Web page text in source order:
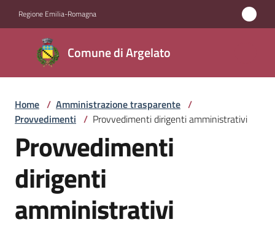
Regione Emilia-Romagna
Comune di Argelato
Comune
di
Argelato
Menu selezionato
Novità
Home / Amministrazione trasparente /
Provvedimenti / Provvedimenti dirigenti amministrativi
Provvedimenti
dirigenti
amministrativi